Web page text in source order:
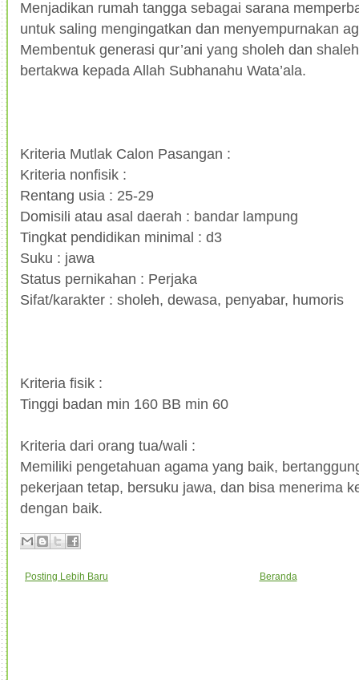
Menjadikan rumah tangga sebagai sarana
untuk saling mengingatkan dan menyempurnakan
Membentuk generasi qur’ani yang sholeh dan
bertakwa kepada Allah Subhanahu Wata’ala.
Kriteria Mutlak Calon Pasangan :
Kriteria nonfisik :
Rentang usia : 25-29
Domisili atau asal daerah : bandar lampung
Tingkat pendidikan minimal : d3
Suku : jawa
Status pernikahan : Perjaka
Sifat/karakter : sholeh, dewasa, penyabar, humoris
Kriteria fisik :
Tinggi badan min 160 BB min 60
Kriteria dari orang tua/wali :
Memiliki pengetahuan agama yang baik,
pekerjaan tetap, bersuku jawa, dan bisa menerima
dengan baik.
Posting Lebih Baru Beranda